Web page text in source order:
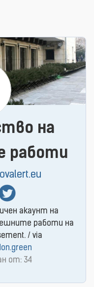
на
работи
акаунт на
работи на
/ via
от: 34